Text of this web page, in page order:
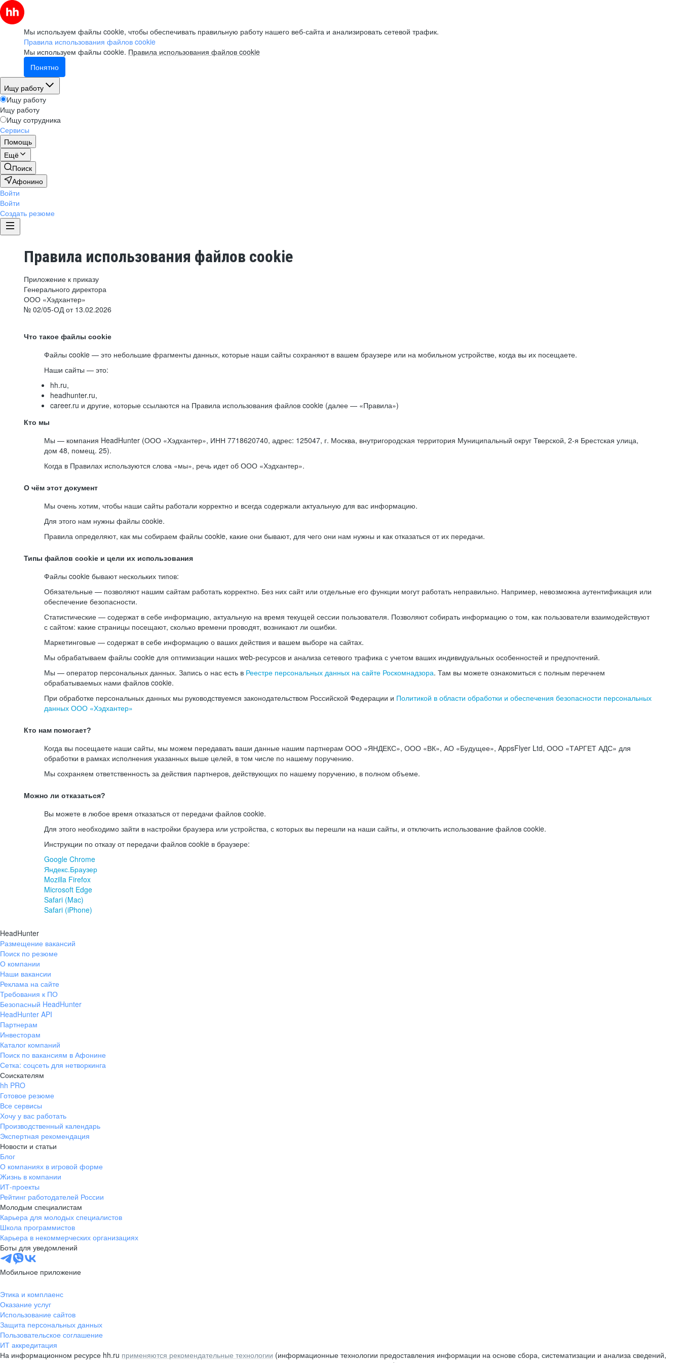
Мы используем файлы cookie, чтобы обеспечивать правильную работу нашего веб-сайта и анализировать сетевой трафик.
Правила использования файлов cookie
Мы используем файлы cookie. Правила использования файлов cookie
Понятно
Ищу работу
Ищу работу
Ищу работу
Ищу сотрудника
Сервисы
Помощь
Ещё
Поиск
Афонино
Войти
Войти
Создать резюме
Правила использования файлов cookie
Приложение к приказу
Генерального директора
ООО «Хэдхантер»
№ 02/05-ОД от 13.02.2026
Что такое файлы cookie
Файлы cookie — это небольшие фрагменты данных, которые наши сайты сохраняют в вашем браузере или на мобильном устройстве, когда вы их посещаете.
Наши сайты — это:
hh.ru,
headhunter.ru,
career.ru и другие, которые ссылаются на Правила использования файлов cookie (далее — «Правила»)
Кто мы
Мы — компания HeadHunter (ООО «Хэдхантер», ИНН 7718620740, адрес: 125047, г. Москва, внутригородская территория Муниципальный округ Тверской, 2-я Брестская улица,
дом 48, помещ. 25).
Когда в Правилах используются слова «мы», речь идет об ООО «Хэдхантер».
О чём этот документ
Мы очень хотим, чтобы наши сайты работали корректно и всегда содержали актуальную для вас информацию.
Для этого нам нужны файлы cookie.
Правила определяют, как мы собираем файлы cookie, какие они бывают, для чего они нам нужны и как отказаться от их передачи.
Типы файлов cookie и цели их использования
Файлы cookie бывают нескольких типов:
Обязательные — позволяют нашим сайтам работать корректно. Без них сайт или отдельные его функции могут работать неправильно. Например, невозможна аутентификация или
обеспечение безопасности.
Статистические — содержат в себе информацию, актуальную на время текущей сессии пользователя. Позволяют собирать информацию о том, как пользователи взаимодействуют
с сайтом: какие страницы посещают, сколько времени проводят, возникают ли ошибки.
Маркетинговые — содержат в себе информацию о ваших действия и вашем выборе на сайтах.
Мы обрабатываем файлы cookie для оптимизации наших web-ресурсов и анализа сетевого трафика с учетом ваших индивидуальных особенностей и предпочтений.
Мы — оператор персональных данных. Запись о нас есть в Реестре персональных данных на сайте Роскомнадзора. Там вы можете ознакомиться с полным перечнем
обрабатываемых нами файлов cookie.
При обработке персональных данных мы руководствуемся законодательством Российской Федерации и Политикой в области обработки и обеспечения безопасности персональных
данных ООО «Хэдхантер»
Кто нам помогает?
Когда вы посещаете наши сайты, мы можем передавать ваши данные нашим партнерам ООО «ЯНДЕКС», ООО «ВК», АО «Будущее», AppsFlyer Ltd, ООО «ТАРГЕТ АДС» для
обработки в рамках исполнения указанных выше целей, в том числе по нашему поручению.
Мы сохраняем ответственность за действия партнеров, действующих по нашему поручению, в полном объеме.
Можно ли отказаться?
Вы можете в любое время отказаться от передачи файлов cookie.
Для этого необходимо зайти в настройки браузера или устройства, с которых вы перешли на наши сайты, и отключить использование файлов cookie.
Инструкции по отказу от передачи файлов cookie в браузере:
Google Chrome
Яндекс.Браузер
Mozilla Firefox
Microsoft Edge
Safari (Mac)
Safari (iPhone)
HeadHunter
Размещение вакансий
Поиск по резюме
О компании
Наши вакансии
Реклама на сайте
Требования к ПО
Безопасный HeadHunter
HeadHunter API
Партнерам
Инвесторам
Каталог компаний
Поиск по вакансиям в Афонине
Сетка: соцсеть для нетворкинга
Соискателям
hh PRO
Готовое резюме
Все сервисы
Хочу у вас работать
Производственный календарь
Экспертная рекомендация
Новости и статьи
Блог
О компаниях в игровой форме
Жизнь в компании
ИТ-проекты
Рейтинг работодателей России
Молодым специалистам
Карьера для молодых специалистов
Школа программистов
Карьера в некоммерческих организациях
Боты для уведомлений
Мобильное приложение
Этика и комплаенс
Оказание услуг
Использование сайтов
Защита персональных данных
Пользовательское соглашение
ИТ аккредитация
На информационном ресурсе hh.ru применяются рекомендательные технологии (информационные технологии предоставления информации на основе сбора, систематизации и анализа сведений,